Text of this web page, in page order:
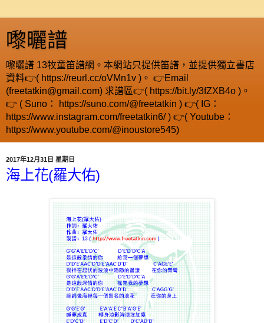
嚟曬譜
嚟曬譜 13牧童笛譜網。本網站只提供笛譜，並提供獨立書店
資料👉( https://reurl.cc/oVMn1v )。 👉Email
(freetatkin@gmail.com) 求譜區👉( https://bit.ly/3fZXB4o )。
👉 ( Suno： https://suno.com/@freetatkin ) 👉( IG：
https://www.instagram.com/freetatkin6/ ) 👉( Youtube：
https://www.youtube.com/@inoustore545)
2017年12月31日 星期日
海上花(羅大佑)